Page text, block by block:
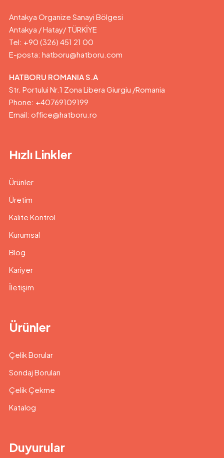
Antakya Organize Sanayi Bölgesi
Antakya / Hatay/ TÜRKİYE
Tel: +90 (326) 451 21 00
E-posta: hatboru@hatboru.com
HATBORU ROMANIA S.A
Str. Portului Nr.1 Zona Libera Giurgiu /Romania
Phone: +40769109199
Email: office@hatboru.ro
Hızlı Linkler
Ürünler
Üretim
Kalite Kontrol
Kurumsal
Blog
Kariyer
İletişim
Ürünler
Çelik Borular
Sondaj Boruları
Çelik Çekme
Katalog
Duyurular